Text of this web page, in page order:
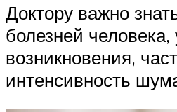
Доктору важно
болезней человека,
возникновения,
интенсивность